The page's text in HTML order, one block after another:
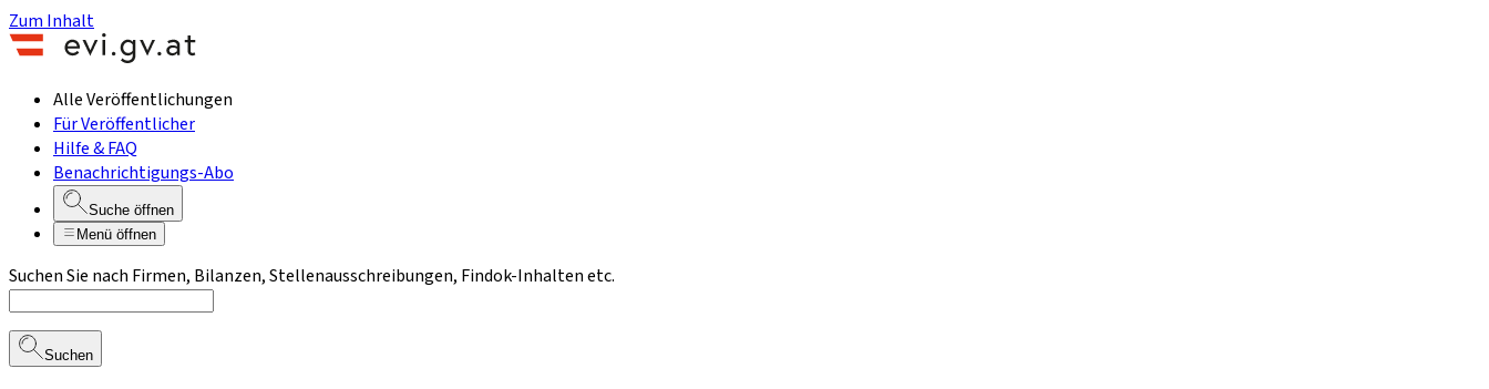
Zum Inhalt
Alle Veröffentlichungen
Für Veröffentlicher
Hilfe & FAQ
Benachrichtigungs-Abo
Suche öffnen
Menü öffnen
Suchen Sie nach Firmen, Bilanzen, Stellenausschreibungen, Findok-Inhalten etc.
Suchen